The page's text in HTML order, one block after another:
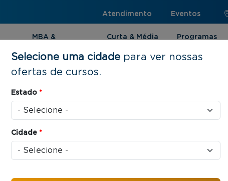
Atendimento Eventos
MBA &
Curta & Média
Programas
de Setores
abrangendo áreas de relevância como
Selecione uma cidade para ver nossas
ofertas de cursos.
Estado *
Cidade *